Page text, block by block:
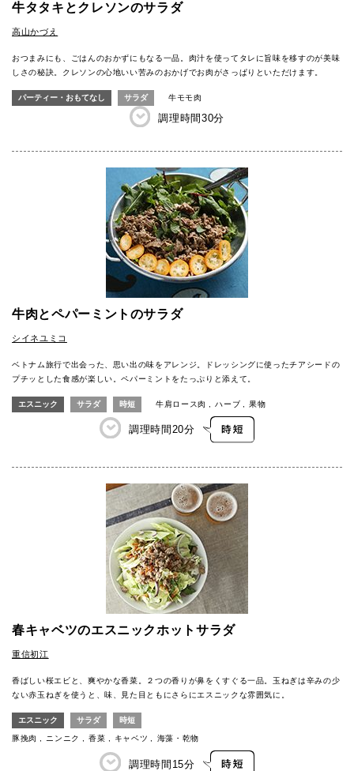
牛タタキとクレソンのサラダ
高山かづえ
おつまみにも、ごはんのおかずにもなる一品。肉汁を使ってタレに旨味を移すのが美味
しさの秘訣。クレソンの心地いい苦みのおかげでお肉がさっぱりといただけます。
パーティー・おもてなし サラダ 牛モモ肉
調理時間30分
牛肉とペパーミントのサラダ
シイネユミコ
ベトナム旅行で出会った、思い出の味をアレンジ。ドレッシングに使ったチアシードの
プチッとした食感が楽しい。ペパーミントをたっぷりと添えて。
エスニック サラダ 時短 牛肩ロース肉 ハーブ 果物
調理時間 20分
春キャベツのエスニックホットサラダ
重信初江
香ばしい桜エビと、爽やかな香菜。２つの香りが鼻をくすぐる一品。玉ねぎは辛みの少
ない赤玉ねぎを使うと、味、見た目ともにさらにエスニックな雰囲気に。
エスニック サラダ 時短
豚挽肉 ニンニク 香菜 キャベツ 海藻・乾物
調理時間 15分